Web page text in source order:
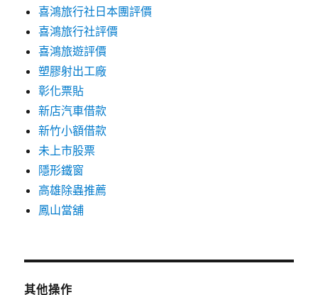
喜鴻旅行社日本團評價
喜鴻旅行社評價
喜鴻旅遊評價
塑膠射出工廠
彰化票貼
新店汽車借款
新竹小額借款
未上市股票
隱形鐵窗
高雄除蟲推薦
鳳山當舖
其他操作